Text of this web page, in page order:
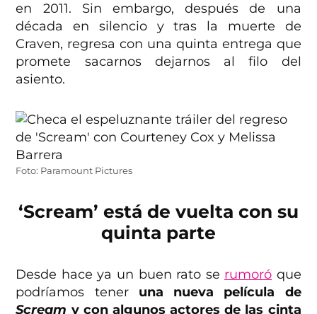
en 2011. Sin embargo, después de una
década en silencio y tras la muerte de
Craven, regresa con una quinta entrega que
promete sacarnos dejarnos al filo del
asiento.
Foto: Paramount Pictures
‘Scream’ está de vuelta con su
quinta parte
Desde hace ya un buen rato se rumoró que
podríamos tener una nueva película de
Scream y con algunos actores de las cinta